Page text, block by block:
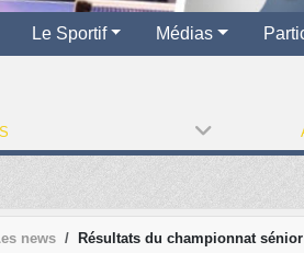
Le Sportif Médias
news Résultats du championnat